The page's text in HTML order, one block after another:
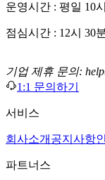
운영시간 : 평일 10
점심시간 : 12시 30
기업 제휴 문의:
1:1 문의하기
서비스
회사소개 공지사항
파트너스